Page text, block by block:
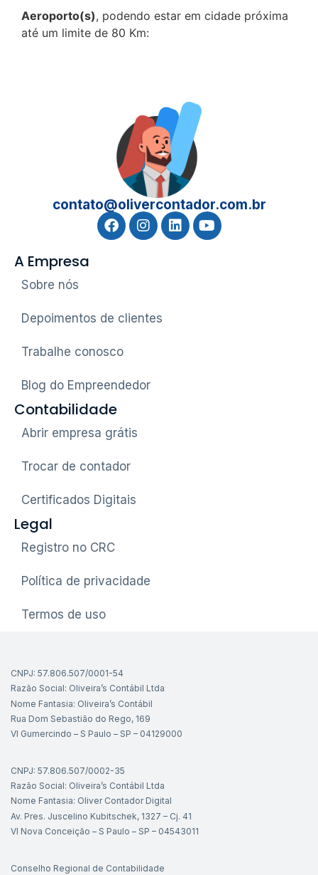
Aeroporto(s), podendo estar em cidade próxima
até um limite de 80 Km:
contato@olivercontador.com.br
A Empresa
Sobre nós
Depoimentos de clientes
Trabalhe conosco
Blog do Empreendedor
Contabilidade
Abrir empresa grátis
Trocar de contador
Certificados Digitais
Legal
Registro no CRC
Política de privacidade
Termos de uso
CNPJ: 57.806.507/0001-54
Razão Social: Oliveira’s Contábil Ltda
Nome Fantasia: Oliveira’s Contábil
Rua Dom Sebastião do Rego, 169
Vl Gumercindo – S Paulo – SP – 04129000
CNPJ: 57.806.507/0002-35
Razão Social: Oliveira’s Contábil Ltda
Nome Fantasia: Oliver Contador Digital
Av. Pres. Juscelino Kubitschek, 1327 – Cj. 41
Vl Nova Conceição – S Paulo – SP – 04543011
Conselho Regional de Contabilidade